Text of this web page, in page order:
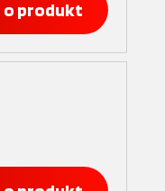
o produkt